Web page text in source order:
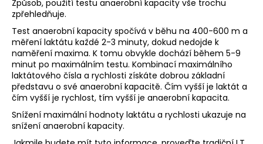
Způsob, použití testu anaerobní kapacity vše trochu
zpřehledňuje.
Test anaerobní kapacity spočívá v běhu na 400-600 m a
měření laktátu každé 2-3 minuty, dokud nedojde k
naměření maxima. K tomu obvykle dochází během 5-9
minut po maximálním testu. Kombinací maximálního
laktátového čísla a rychlosti získáte dobrou základní
představu o své anaerobní kapacitě. Čím vyšší je laktát a
čím vyšší je rychlost, tím vyšší je anaerobní kapacita.
Snížení maximální hodnoty laktátu a rychlosti ukazuje na
snížení anaerobní kapacity.
BĚŽECKÁ
OBUV
JOMA
R-
6000
2609
2
499
Kč
Původně:
3
000